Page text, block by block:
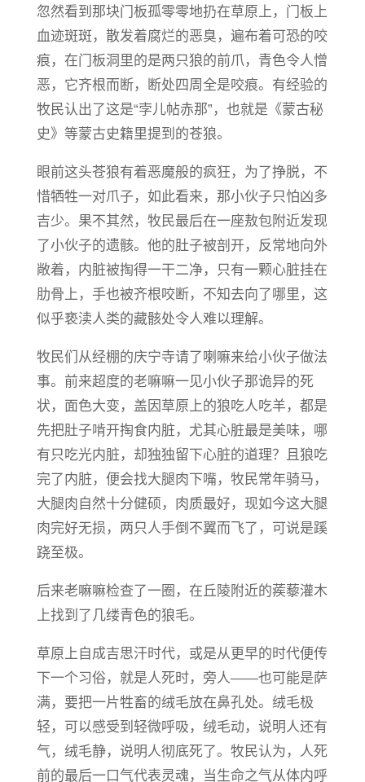
忽然看到那块门板孤零零地扔在草原上，门板上
血迹斑斑，散发着腐烂的恶臭，遍布着可恐的咬
痕，在门板洞里的是两只狼的前爪，青色令人憎
恶，它齐根而断，断处四周全是咬痕。有经验的
牧民认出了这是“孛儿帖赤那”，也就是《蒙古秘
史》等蒙古史籍里提到的苍狼。
眼前这头苍狼有着恶魔般的疯狂，为了挣脱，不
惜牺牲一对爪子，如此看来，那小伙子只怕凶多
吉少。果不其然​，牧民最后在一座敖包附近发现
了小伙子的遗骸。他的肚子被剖开，反常地向外
敞着，内脏被掏得一干二净，只有一颗心脏挂在
肋骨上，手也被齐根咬断，不知去向了哪里，这
似乎亵渎人类的藏骸处令人难以理解。
牧民们从经棚的庆宁寺请了喇嘛来给小伙子做法
事。前来超度的老嘛嘛一见小伙子那诡异的死
状，面色大变，盖因草原上的狼吃人吃羊，都是
先把肚子啃开掏食内脏，尤其心脏最是美味，哪
有只吃光内脏，却独独留下心脏的道理？且狼吃
完了内脏，便会找大腿肉下嘴，牧民常年骑马，
大腿肉自然十分健硕，肉质最好，现如今这大腿
肉完好无损，两只人手倒不翼而飞了，可说是蹊
跷至极。
后来老嘛嘛检查​了一圈，在丘陵附近的蒺藜灌木
上找到了几缕青色的狼毛。
草原上自成吉思汗时代​，或是从更早的时代便传
下一个习俗，就是人死时，旁人——也可能是萨
满，要把一片牲畜的绒毛放在鼻孔处。绒毛极
轻，可以感受到轻微呼吸，绒毛动，说明人还有
气，绒毛静，说明人彻底死了。牧民认为，人死
前的最后一口气代表灵魂，当生命之气从体内呼